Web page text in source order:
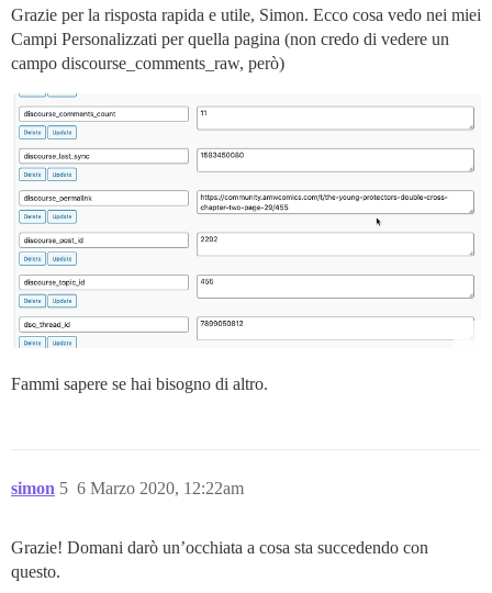
Grazie per la risposta rapida e utile, Simon. Ecco cosa vedo nei miei
Campi Personalizzati per quella pagina (non credo di vedere un
campo discourse_comments_raw, però)
Fammi sapere se hai bisogno di altro.
simon 6 Marzo 2020, 12:22am
5
Grazie! Domani darò un’occhiata a cosa sta succedendo con
questo.